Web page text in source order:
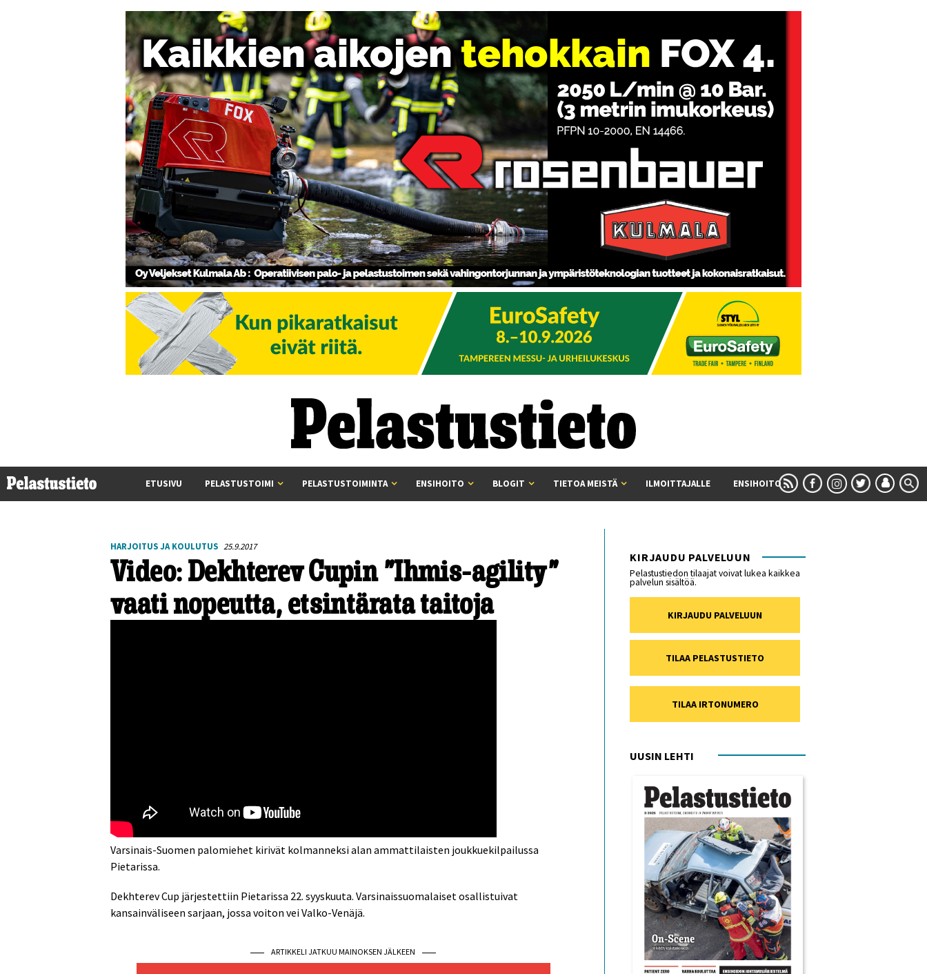
ETUSIVU PELASTUSTOIMI PELASTUSTOIMINTA ENSIHOITO BLOGIT TIETOA MEISTÄ ILMOITTAJALLE ENSIHOITO
HARJOITUS JA KOULUTUS 25.9.2017
Video: Dekhterev Cupin ”Ihmis-agility”
vaati nopeutta, etsintärata taitoja
Varsinais-Suomen palomiehet kirivät kolmanneksi alan ammattilaisten joukkuekilpailussa
Pietarissa.
Dekhterev Cup järjestettiin Pietarissa 22. syyskuuta. Varsinaissuomalaiset osallistuivat
kansainväliseen sarjaan, jossa voiton vei Valko-Venäjä.
ARTIKKELI JATKUU MAINOKSEN JÄLKEEN
KIRJAUDU PALVELUUN
Pelastustiedon tilaajat voivat lukea kaikkea
palvelun sisältöä.
KIRJAUDU PALVELUUN
TILAA PELASTUSTIETO
TILAA IRTONUMERO
UUSIN LEHTI